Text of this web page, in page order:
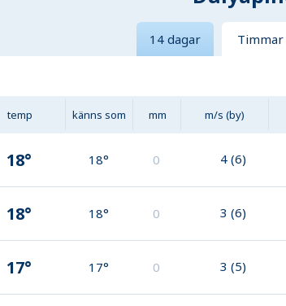
14 dagar Timmar
temp känns som mm m/s (by)
18° 18° 0 4 (6)
18° 18° 0 3 (6)
17° 17° 0 3 (5)